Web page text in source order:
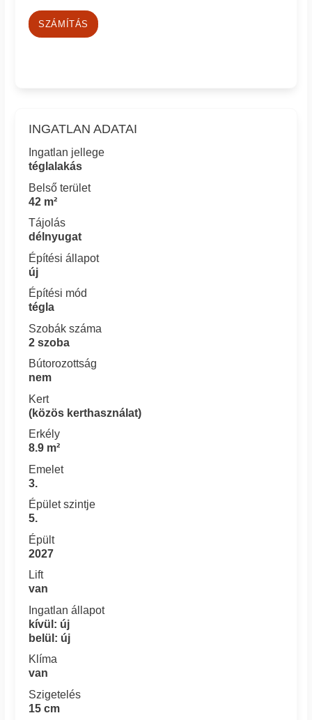
SZÁMÍTÁS
INGATLAN ADATAI
Ingatlan jellege
téglalakás
Belső terület
42 m²
Tájolás
délnyugat
Építési állapot
új
Építési mód
tégla
Szobák száma
2 szoba
Bútorozottság
nem
Kert
(közös kerthasználat)
Erkély
8.9 m²
Emelet
3.
Épület szintje
5.
Épült
2027
Lift
van
Ingatlan állapot
kívül: új
belül: új
Klíma
van
Szigetelés
15 cm